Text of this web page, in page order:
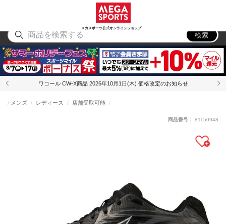
メガスポーツ公式オンラインショップ
アウトドア
検索
ワコール CW-X商品 2026年10月1日(木) 価格改定のお知らせ
メンズ レディース 店舗受取可能
商品番号： 81150948